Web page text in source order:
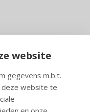
website
gegevens m.b.t.
website te